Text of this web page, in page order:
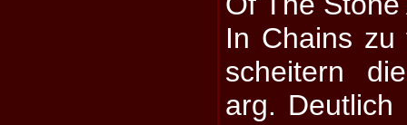
In Chains zu
scheitern
arg. Deutlich